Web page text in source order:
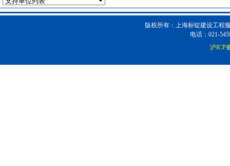
铝合金门窗 [采购中]
版权所有：上海标锭建设工程
电话：021-
沪ICP